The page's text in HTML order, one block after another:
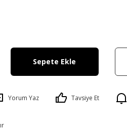
Sepete Ekle
Yorum Yaz Tavsiye Et